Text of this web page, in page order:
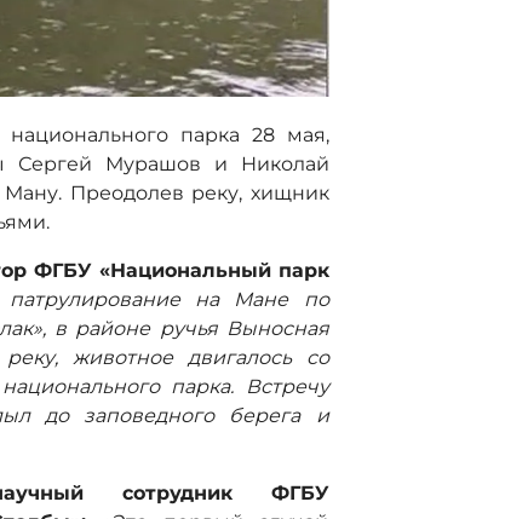
парка 28 мая,
Сергей Мурашов и Николай
Преодолев реку, хищник
ФГБУ «Национальный парк
патрулирование на Мане по
в районе ручья Выносная
животное двигалось со
парка. Встречу
до заповедного берега и
сотрудник ФГБУ